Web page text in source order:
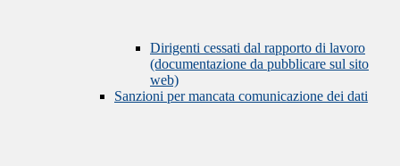
Dirigenti cessati dal rapporto di lavoro
(documentazione da pubblicare sul sito
web)
Sanzioni per mancata comunicazione dei dati